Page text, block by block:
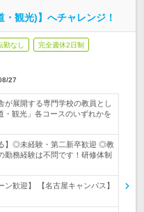
観光)】へチャレンジ！
勤なし 完全週休2日制
27
が展開する専門学校の教員とし
・観光」各コースのいずれかを
】◎未経験・第二新卒歓迎 ◎教
勤務経験は不問です！研修体制
ン歓迎】 【名古屋キャンパス】